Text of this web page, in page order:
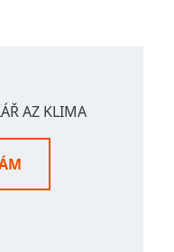
AZ KLIMA